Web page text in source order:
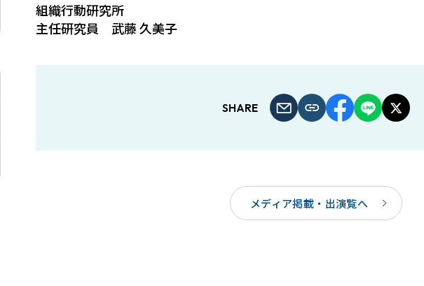
組織行動研究所
主任研究員 武藤 久美子
SHARE
メディア掲載・出演覧へ